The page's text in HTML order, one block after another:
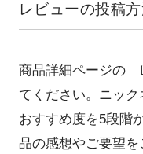
レビューの投稿
商品詳細ページの
てください。ニック
おすすめ度を5段階
品の感想やご要望